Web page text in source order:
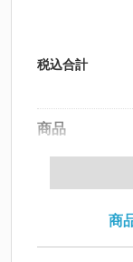
税込合計
商品
製版代
印刷代
北
商